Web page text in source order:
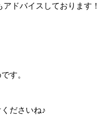
ドバイスしております！
す。
ださいね♪